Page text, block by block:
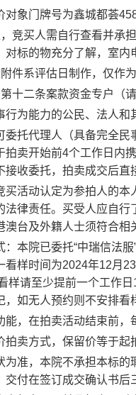
对象门牌号为鑫城都荟
竞买人需自行查看并承
对标的物充分了解，室
件系评估日制作，仅作
十二条案款资金专户（
行为能力的公民、法人和
托代理人（具备完全
拍卖开始前4个工作日内
收委托， 拍卖成交后直
活动认定为参拍人的
律责任。买受人应自
澳台及外籍人士须符合相
：本院已委托“中瑞信法
看样时间为2024年12月
样请至少提前一个工作
，如无人预约则不安排看
能，在拍卖活动结束前，
拍卖方式，保留价等于
为准，本院不承担本标
付在签订成交确认书